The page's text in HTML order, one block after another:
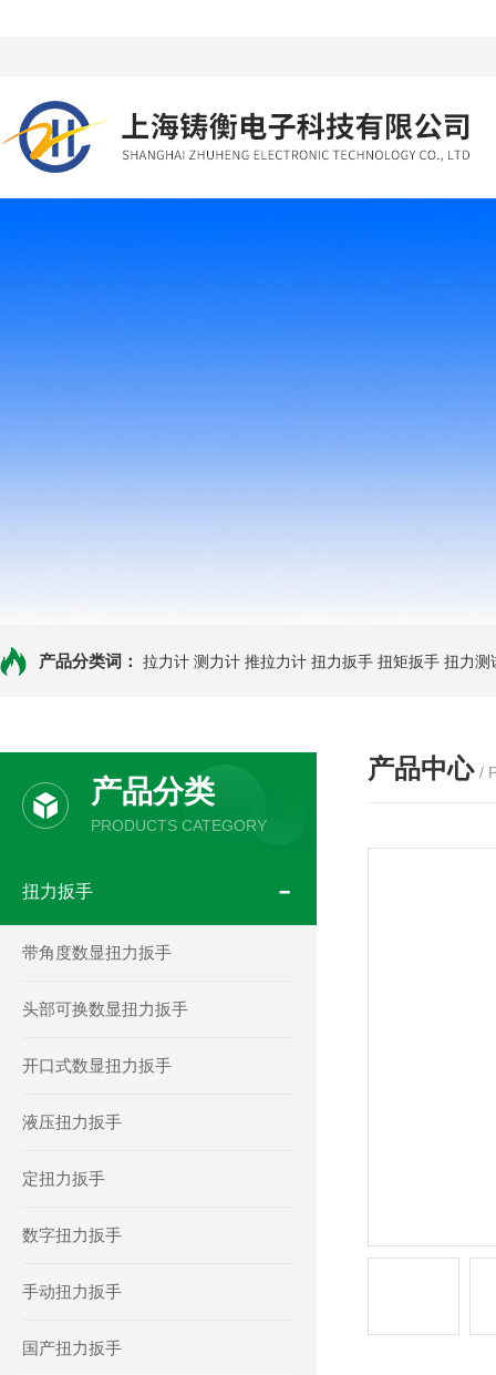
产品分类词： 拉力计 测力计 推拉力计 扭力扳手 扭矩扳手 扭力测
产品分类
PRODUCTS CATEGORY
扭力扳手
带角度数显扭力扳手
头部可换数显扭力扳手
开口式数显扭力扳手
液压扭力扳手
定扭力扳手
数字扭力扳手
手动扭力扳手
国产扭力扳手
产品中心 /